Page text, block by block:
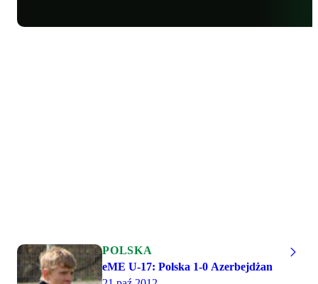
POLSKA
eME U-17: Polska 1-0 Azerbejdżan